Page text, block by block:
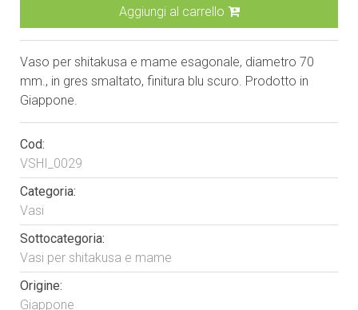
Aggiungi al carrello
Vaso per shitakusa e mame esagonale, diametro 70
mm., in gres smaltato, finitura blu scuro. Prodotto in
Giappone.
Cod:
VSHI_0029
Categoria:
Vasi
Sottocategoria:
Vasi per shitakusa e mame
Origine:
Giappone